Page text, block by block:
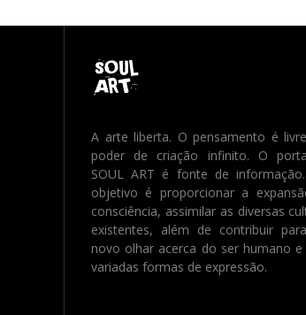
A arte liberta. O pensamento é
poder de criação infinito. O
SOUL ART é fonte de
objetivo é proporcionar a
consciência, assimilar as diversas
existentes, além de contribuir
novo olhar acerca do ser humano e
variadas formas de expressão.